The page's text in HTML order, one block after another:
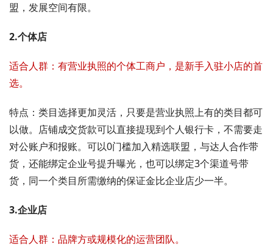
盟，发展空间有限。
2.个体店
适合人群：有营业执照的个体工商户，是新手入驻小店的首
选。
特点：类目选择更加灵活，只要是营业执照上有的类目都可
以做。店铺成交货款可以直接提现到个人银行卡，不需要走
对公账户和报账。可以0门槛加入精选联盟，与达人合作带
货，还能绑定企业号提升曝光，也可以绑定3个渠道号带
货，同一个类目所需缴纳的保证金比企业店少一半。
3.企业店
适合人群：品牌方或规模化的运营团队。